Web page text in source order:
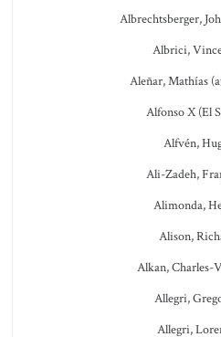
Albrechtsberger,
Albrici,
Aleñar, Mathías
Alfonso X (El
Alfvén,
Ali-Zadeh,
Alimonda,
Alison,
Alkan, Charles-
Allegri,
Allegri,